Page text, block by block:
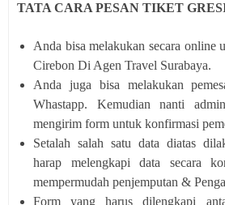
TATA CARA PESAN TIKET
Anda bisa melakukan secara online
Cirebon Di Agen Travel Surabaya.
Anda juga bisa melakukan
Whastapp. Kemudian nanti
mengirim form untuk konfirmasi
Setalah salah satu data diatas
harap melengkapi data secara
mempermudah penjemputan &
Form yang harus dilengkapi